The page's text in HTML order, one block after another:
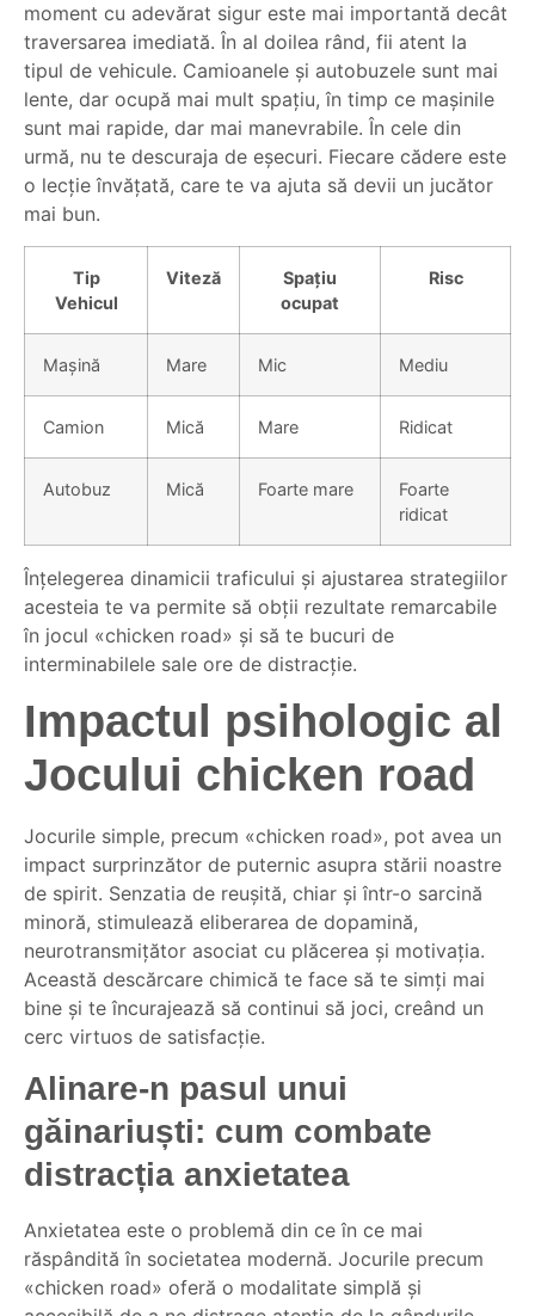
moment cu adevărat sigur este mai importantă decât
traversarea imediată. În al doilea rând, fii atent la
tipul de vehicule. Camioanele și autobuzele sunt mai
lente, dar ocupă mai mult spațiu, în timp ce mașinile
sunt mai rapide, dar mai manevrabile. În cele din
urmă, nu te descuraja de eșecuri. Fiecare cădere este
o lecție învățată, care te va ajuta să devii un jucător
mai bun.
Tip
Vehicul
Viteză
Spațiu
ocupat
Risc
Mașină Mare Mic Mediu
Camion Mică Mare Ridicat
Autobuz Mică Foarte mare
Foarte
ridicat
Înțelegerea dinamicii traficului și ajustarea strategiilor
acesteia te va permite să obții rezultate remarcabile
în jocul «chicken road» și să te bucuri de
interminabilele sale ore de distracție.
Impactul psihologic al
Jocului chicken road
Jocurile simple, precum «chicken road», pot avea un
impact surprinzător de puternic asupra stării noastre
de spirit. Senzatia de reușită, chiar și într-o sarcină
minoră, stimulează eliberarea de dopamină,
neurotransmițător asociat cu plăcerea și motivația.
Această descărcare chimică te face să te simți mai
bine și te încurajează să continui să joci, creând un
cerc virtuos de satisfacție.
Alinare-n pasul unui
găinariuști: cum combate
distracția anxietatea
Anxietatea este o problemă din ce în ce mai
răspândită în societatea modernă. Jocurile precum
«chicken road» oferă o modalitate simplă și